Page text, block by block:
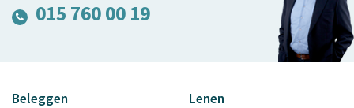
015 760 00 19
Beleggen Lenen